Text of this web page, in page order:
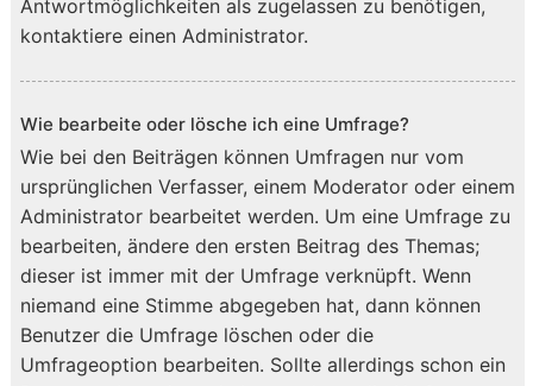
Antwortmöglichkeiten als zugelassen zu benötigen,
kontaktiere einen Administrator.
Wie bearbeite oder lösche ich eine Umfrage?
Wie bei den Beiträgen können Umfragen nur vom
ursprünglichen Verfasser, einem Moderator oder einem
Administrator bearbeitet werden. Um eine Umfrage zu
bearbeiten, ändere den ersten Beitrag des Themas;
dieser ist immer mit der Umfrage verknüpft. Wenn
niemand eine Stimme abgegeben hat, dann können
Benutzer die Umfrage löschen oder die
Umfrageoption bearbeiten. Sollte allerdings schon ein